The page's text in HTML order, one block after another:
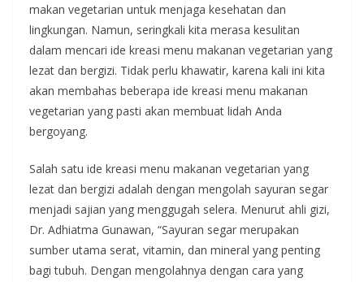
makan vegetarian untuk menjaga kesehatan dan
lingkungan. Namun, seringkali kita merasa kesulitan
dalam mencari ide kreasi menu makanan vegetarian yang
lezat dan bergizi. Tidak perlu khawatir, karena kali ini kita
akan membahas beberapa ide kreasi menu makanan
vegetarian yang pasti akan membuat lidah Anda
bergoyang.
Salah satu ide kreasi menu makanan vegetarian yang
lezat dan bergizi adalah dengan mengolah sayuran segar
menjadi sajian yang menggugah selera. Menurut ahli gizi,
Dr. Adhiatma Gunawan, “Sayuran segar merupakan
sumber utama serat, vitamin, dan mineral yang penting
bagi tubuh. Dengan mengolahnya dengan cara yang